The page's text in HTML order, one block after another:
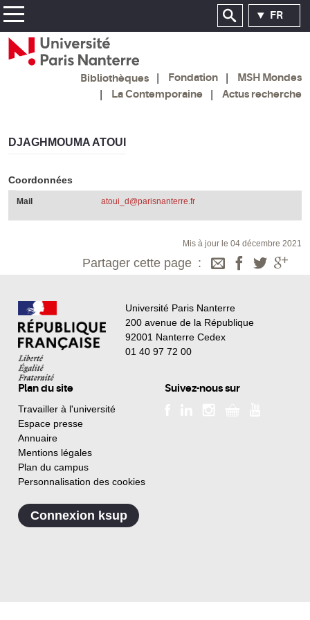
FR
Bibliothèques Fondation
MSH Mondes
La Contemporaine
Actus recherche
DJAGHMOUMA ATOUI
Coordonnées
Mail atoui_d@parisnanterre.fr
Mis à jour le 04 décembre 2021
Partager cette page
Université Paris Nanterre
200 avenue de la République
92001 Nanterre Cedex
01 40 97 72 00
Plan du site
Travailler à l'université
Espace presse
Annuaire
Mentions légales
Plan du campus
Personnalisation des cookies
Suivez-nous sur
Connexion ksup